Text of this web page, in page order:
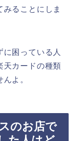
ることにしま
困っている人
天カードの種類
よ。
のお店で